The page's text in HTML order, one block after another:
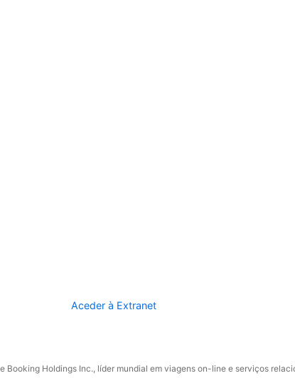
Aceder à Extranet
Booking Holdings Inc., líder mundial em viagens on-line e serviços